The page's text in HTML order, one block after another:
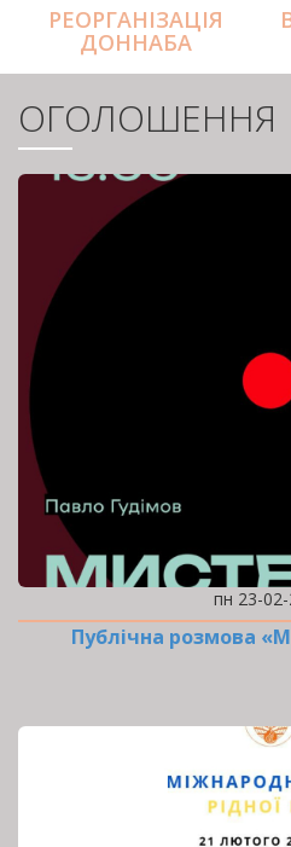
РЕОРГАНІЗАЦІЯ
ДОННАБА
ОГОЛОШЕННЯ
пн 23-
Публічна розмова